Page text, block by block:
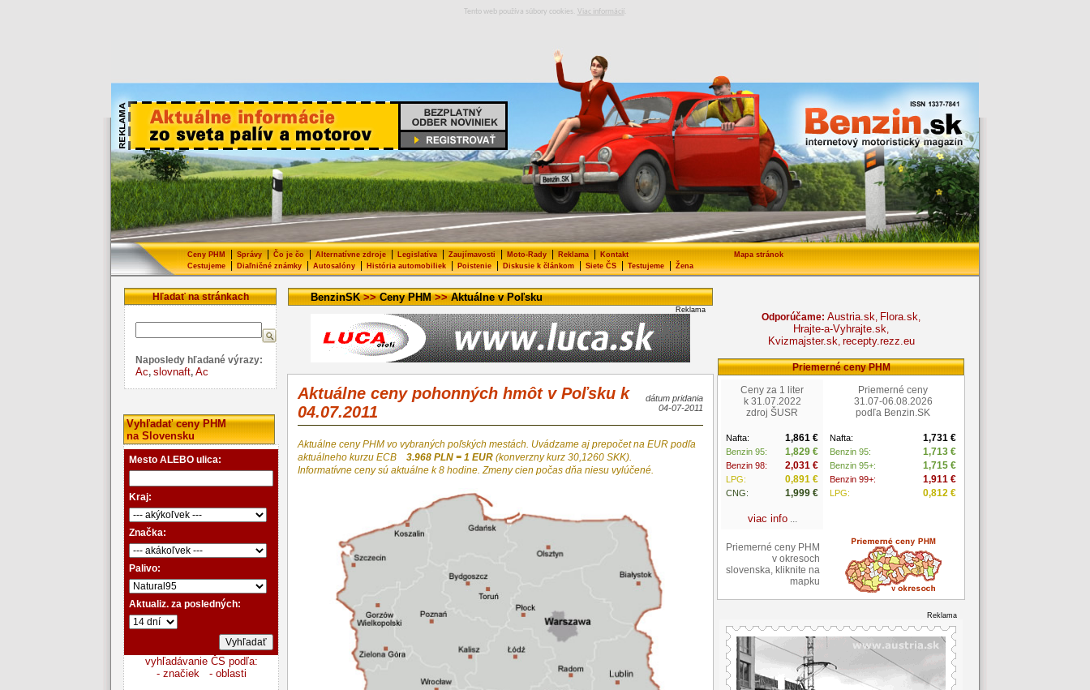
Tento web používa súbory cookies. Viac informácií
Ceny PHM Správy Čo je čo Alternatívne zdroje Legislatíva Zaujímavosti Moto-Rady Reklama Kontakt
Mapa stránok
Cestujeme| Diaľničné známky| Autosalóny| História automobiliek| Poistenie| Diskusie k článkom| Siete ČS| Testujeme| Žena
Hľadať na stránkach
Naposledy hľadané výrazy:
Ac, slovnaft, Ac
Vyhľadať ceny PHM
na Slovensku
Mesto ALEBO ulica:
Kraj:
Značka:
Palivo:
Aktualiz. za posledných:
vyhľadávanie ČS podľa:
- značiek
- oblasti
BenzinSK>>Ceny PHM>>Aktuálne v Poľsku
Reklama
Aktuálne ceny pohonných hmôt v Poľsku k
04.07.2011
dátum pridania
04-07-2011
Aktuálne ceny PHM vo vybraných poľských mestách. Uvádzame aj prepočet na EUR podľa
aktuálneho kurzu ECB 3.968 PLN = 1 EUR (konverzny kurz 30,1260 SKK).
Informatívne ceny sú aktuálne k 8 hodine. Zmeny cien počas dňa niesu vylúčené.
Odporúčame: Austria.sk, Flora.sk,
Hrajte-a-Vyhrajte.sk,
Kvizmajster.sk, recepty.rezz.eu
Priemerné ceny PHM
Ceny za 1 liter
k 31.07.2022
zdroj ŠUSR
Nafta: 1,861 €
Benzin 95: 1,829 €
Benzin 98: 2,031 €
LPG: 0,891 €
CNG: 1,999 €
viac info...
Priemerné ceny
31.07-06.08.2026
podľa Benzin.SK
Nafta: 1,731 €
Benzin 95: 1,713 €
Benzin 95+: 1,715 €
Benzin 99+: 1,911 €
LPG: 0,812 €
Priemerné ceny PHM
v okresoch
slovenska, kliknite na
mapku
Reklama